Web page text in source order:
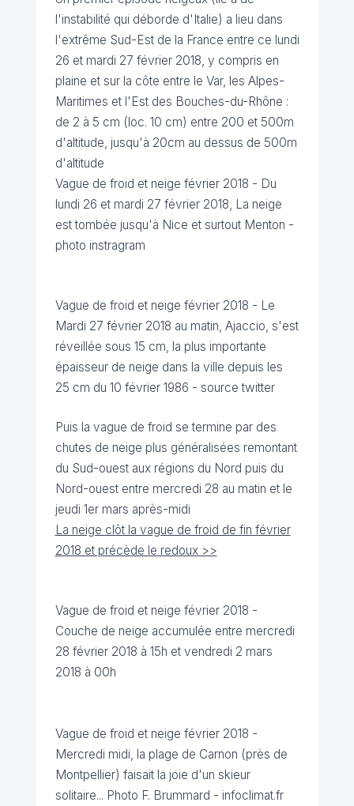
l'instabilité qui déborde d'Italie) a lieu dans
l'extrême Sud-Est de la France entre ce lundi
26 et mardi 27 février 2018, y compris en
plaine et sur la côte entre le Var, les Alpes-
Maritimes et l'Est des Bouches-du-Rhône :
de 2 à 5 cm (loc. 10 cm) entre 200 et 500m
d'altitude, jusqu'à 20cm au dessus de 500m
d'altitude
Vague de froid et neige février 2018 - Du
lundi 26 et mardi 27 février 2018, La neige
est tombée jusqu'à Nice et surtout Menton -
photo instragram
Vague de froid et neige février 2018 - Le
Mardi 27 février 2018 au matin, Ajaccio, s'est
réveillée sous 15 cm, la plus importante
épaisseur de neige dans la ville depuis les
25 cm du 10 février 1986 - source twitter
Puis la vague de froid se termine par des
chutes de neige plus généralisées remontant
du Sud-ouest aux régions du Nord puis du
Nord-ouest entre mercredi 28 au matin et le
jeudi 1er mars après-midi
La neige clôt la vague de froid de fin février
2018 et précède le redoux >>
Vague de froid et neige février 2018 -
Couche de neige accumulée entre mercredi
28 février 2018 à 15h et vendredi 2 mars
2018 à 00h
Vague de froid et neige février 2018 -
Mercredi midi, la plage de Carnon (près de
Montpellier) faisait la joie d'un skieur
solitaire... Photo F. Brummard - infoclimat.fr